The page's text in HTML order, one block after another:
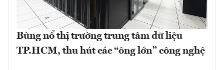
Bùng nổ thị trường trung tâm dữ liệu
TP.HCM, thu hút các “ông lớn” công nghệ